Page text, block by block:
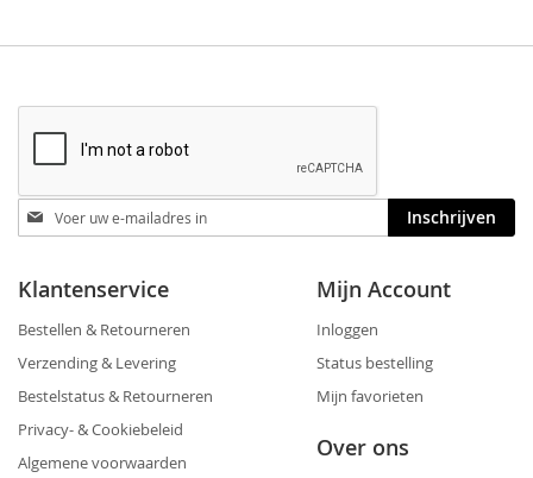
Blijf
op
hoogte
Inschrijven
Klantenservice
Bestellen & Retourneren
Verzending & Levering
Bestelstatus & Retourneren
Privacy- & Cookiebeleid
Algemene voorwaarden
Mijn Account
Inloggen
Status bestelling
Mijn favorieten
Over ons